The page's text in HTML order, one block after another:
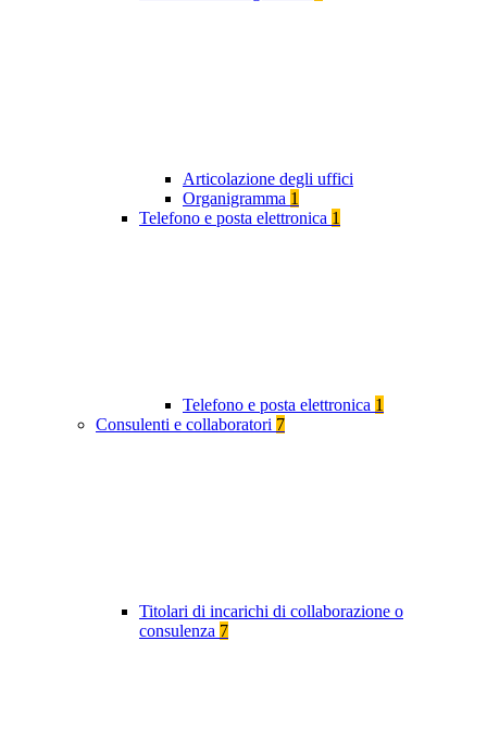
Articolazione degli uffici
Organigramma 1
Telefono e posta elettronica 1
Telefono e posta elettronica 1
Consulenti e collaboratori 7
Titolari di incarichi di collaborazione o
consulenza 7